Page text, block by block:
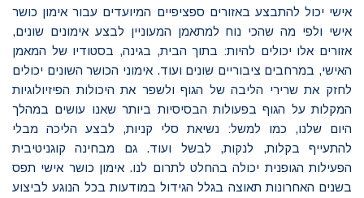
אישי יכול להתבצע באזורים ספציפיים המיועדים עבור אימון כושר
אישי ולפי מה שהכי נוח למתאמן המעוניין לבצע אימונים שונים,
אזורים אלו יכולים להיות: בתוך הבית, בגינה, בסטודיו של המאמן
האישי, במרחבים ציבוריים שונים ועוד. אימוני הכושר השונים יכולים
לחזק את שרירי הליבה של הגוף ולשפר את היכולות הפיזיולוגיות
המקלות על הגוף בפעולות הבסיסיות ביותר שאנו עושים במהלך
היום שלנו, כמו למשל: נשיאת סלי קניות, לבצע הליכה מבלי
להתעייף בקלות, לנקות, לבשל ועוד. גם מבחינה קוגניטיבית
הפעילות הגופנית יכולה בהחלט לתרום לנו. אימון כושר אישי תפס
בשנים האחרונות תאוצה בגלל הגידול במודעות בכל הנוגע לביצוע